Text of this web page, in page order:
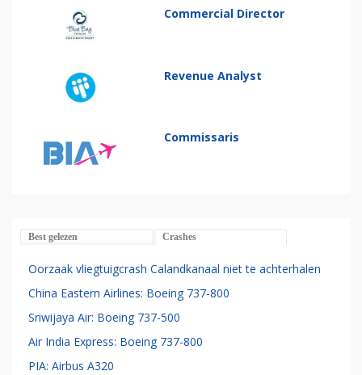
Commercial Director
Revenue Analyst
Commissaris
Best gelezen Crashes
Oorzaak vliegtuigcrash Calandkanaal niet te achterhalen
China Eastern Airlines: Boeing 737-800
Sriwijaya Air: Boeing 737-500
Air India Express: Boeing 737-800
PIA: Airbus A320